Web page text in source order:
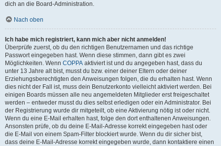
dich an die Board-Administration.
Nach oben
Ich habe mich registriert, kann mich aber nicht anmelden!
Überprüfe zuerst, ob du den richtigen Benutzernamen und das richtige
Passwort eingegeben hast. Wenn diese stimmen, dann gibt es zwei
Möglichkeiten. Wenn COPPA aktiviert ist und du angegeben hast, dass du
unter 13 Jahre alt bist, musst du bzw. einer deiner Eltern oder deiner
Erziehungsberechtigten den Anweisungen folgen, die du erhalten hast. Wenn
dies nicht der Fall ist, muss dein Benutzerkonto vielleicht aktiviert werden. Bei
einigen Boards müssen alle neu angemeldeten Mitglieder erst freigeschaltet
werden – entweder musst du dies selbst erledigen oder ein Administrator. Bei
der Registrierung wurde dir mitgeteilt, ob eine Aktivierung nötig ist oder nicht.
Wenn du eine E-Mail erhalten hast, folge den dort enthaltenen Anweisungen.
Ansonsten prüfe, ob du deine E-Mail-Adresse korrekt eingegeben hast oder
die E-Mail von einem Spam-Filter blockiert wurde. Wenn du dir sicher bist,
dass deine E-Mail-Adresse korrekt eingegeben wurde, dann kontaktiere einen